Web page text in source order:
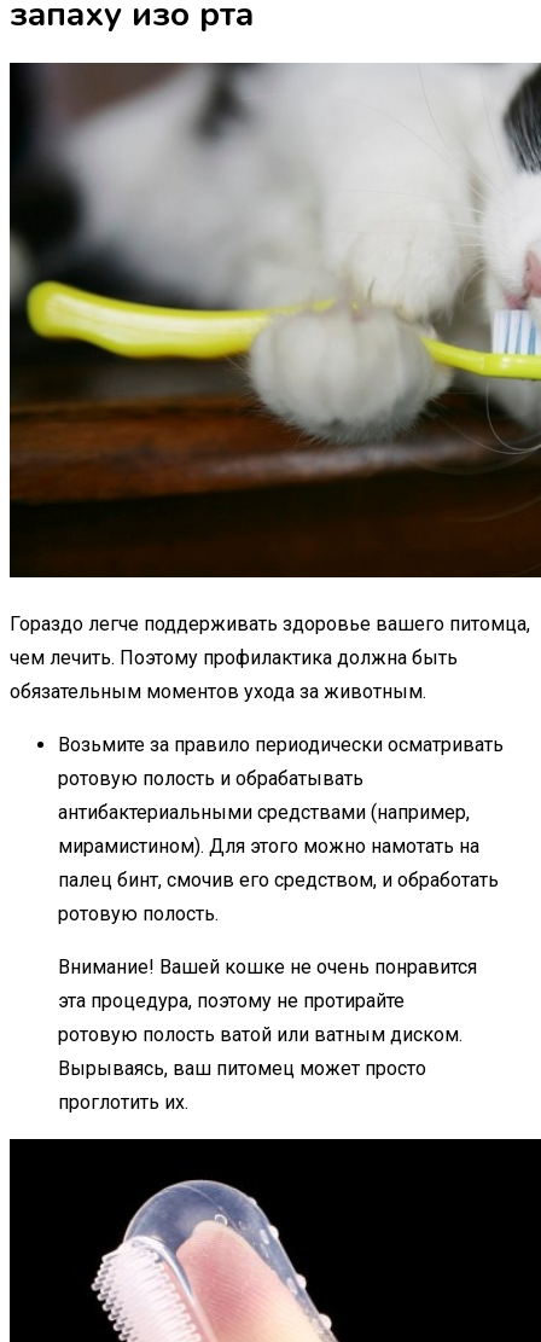
запаху изо рта
Гораздо легче поддерживать здоровье вашего питомца,
чем лечить. Поэтому профилактика должна быть
обязательным моментов ухода за животным.
Возьмите за правило периодически осматривать
ротовую полость и обрабатывать
антибактериальными средствами (например,
мирамистином). Для этого можно намотать на
палец бинт, смочив его средством, и обработать
ротовую полость.
Внимание! Вашей кошке не очень понравится
эта процедура, поэтому не протирайте
ротовую полость ватой или ватным диском.
Вырываясь, ваш питомец может просто
проглотить их.